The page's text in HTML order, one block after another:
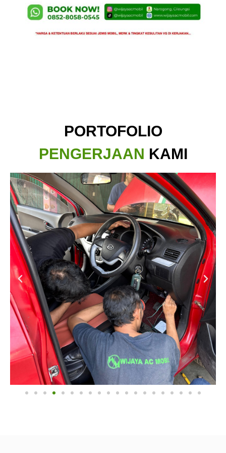
PORTOFOLIO
PENGERJAAN KAMI